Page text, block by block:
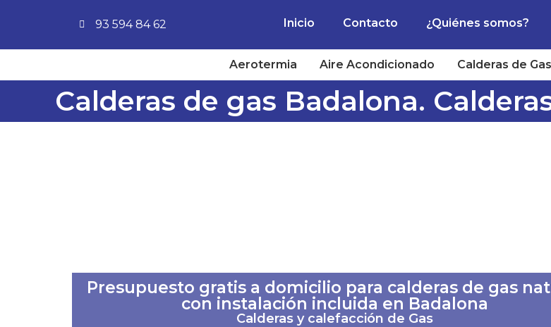
93 594 84 62 Inicio Contacto ¿Quiénes somos?
Aerotermia Aire Acondicionado Calderas de Gas
Calderas de gas Badalona.
Presupuesto gratis a domicilio para calderas de gas
con instalación incluida en Badalona
Calderas y calefacción de Gas